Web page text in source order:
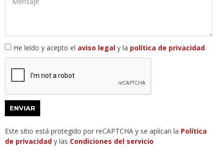
He leído y acepto el aviso legal y la política de privacidad
ENVIAR
Este sitio está protegido por reCAPTCHA y se aplican la Política
de privacidad y las Condiciones del servicio